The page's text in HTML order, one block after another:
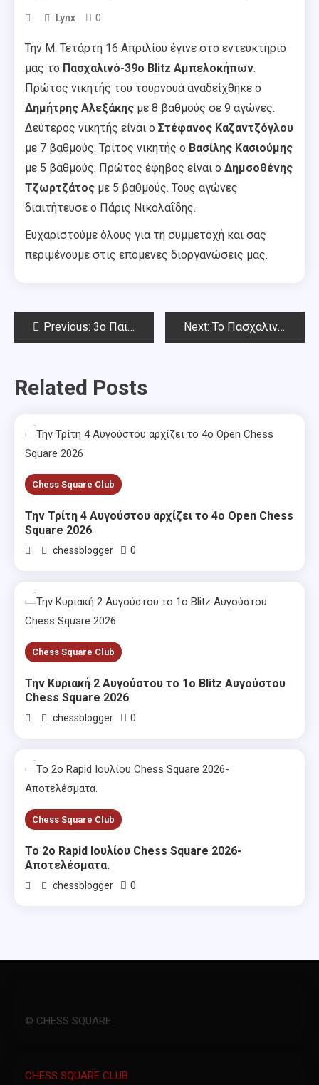
Lynx 0
Την Μ. Τετάρτη 16 Απριλίου έγινε στο εντευκτηριό
μας το Πασχαλινό-39ο Blitz Αμπελοκήπων.
Πρώτος νικητής του τουρνουά αναδείχθηκε ο
Δημήτρης Αλεξάκης με 8 βαθμούς σε 9 αγώνες.
Δεύτερος νικητής είναι ο Στέφανος Καζαντζόγλου
με 7 βαθμούς. Τρίτος νικητής ο Βασίλης Κασιούμης
με 5 βαθμούς. Πρώτος έφηβος είναι ο Δημσοθένης
Τζωρτζάτος με 5 βαθμούς. Τους αγώνες
διαιτήτευσε ο Πάρις Νικολαΐδης.
Ευχαριστούμε όλους για τη συμμετοχή και σας
περιμένουμε στις επόμενες διοργανώσεις μας.
PostPrevious: 3ο Παιδικό-Νεανικό Κ18 Πασχαλινό Rapid Chess Square 2025-Αποτελέσματα Next: Το Πασχαλινό Open Chess Square 2025 αρχίζει την Τρίτη του Πάσχα.
Related Posts
Chess Square Club
Την Τρίτη 4 Αυγούστου αρχίζει το 4ο Open Chess
Square 2026
chessblogger 0
Chess Square Club
Την Κυριακή 2 Αυγούστου το 1ο Blitz Αυγούστου
Chess Square 2026
chessblogger 0
Chess Square Club
Το 2ο Rapid Ιουλίου Chess Square 2026-
Αποτελέσματα.
chessblogger 0
© CHESS SQUARE
CHESS SQUARE CLUB